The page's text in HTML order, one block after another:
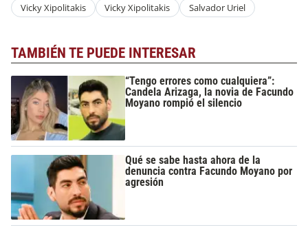
Vicky Xipolitakis Vicky Xipolitakis Salvador Uriel
TAMBIÉN TE PUEDE INTERESAR
“Tengo errores como cualquiera”:
Candela Arizaga, la novia de Facundo
Moyano rompió el silencio
Qué se sabe hasta ahora de la
denuncia contra Facundo Moyano por
agresión